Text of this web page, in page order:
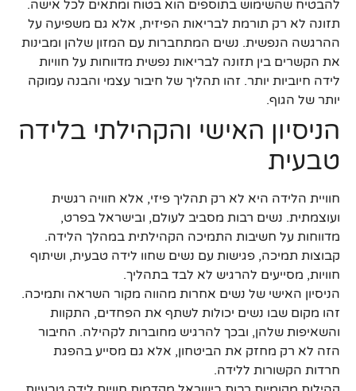
להבטיח שהשימוש בתוספים הוא בטוח ומתאים לכל אישה.
תזונה לא רק תורמת לבריאות הפיזית, אלא גם משפיעה על
ההרגשה הנפשית. נשים המתחברות עם המזון שלהן ומבינות
את הקשרים בין תזונה לבריאות נפשית מדווחות על חוויות
לידה חיוביות יותר. זהו תהליך של חיבור עצמי והבנה עמוקה
יותר של הגוף.
הניסיון האישי והקהילתי בלידה
טבעית
חוויית הלידה היא לא רק תהליך פיזי, אלא חוויה רגשית
ועוצמתית. נשים רבות מסביב לעולם, ובישראל בפרט,
מדווחות על חשיבות התמיכה הקהילתית במהלך הלידה.
קבוצות תמיכה, פגישות עם נשים שחוו לידה טבעית, ושיתוף
חוויות, מסייעים להרגיש לא לבד בתהליך.
הניסיון האישי של נשים אחרות מהווה מקור השראה ותמיכה.
זהו מקום שבו נשים יכולות לשתף את הפחדים, התקוות
והשאיפות שלהן, ובכך להרגיש מחוברות לקהילה. החיבור
הזה לא רק מחזק את הביטחון, אלא גם מסייע בהפגת
חרדות הקשורות ללידה.